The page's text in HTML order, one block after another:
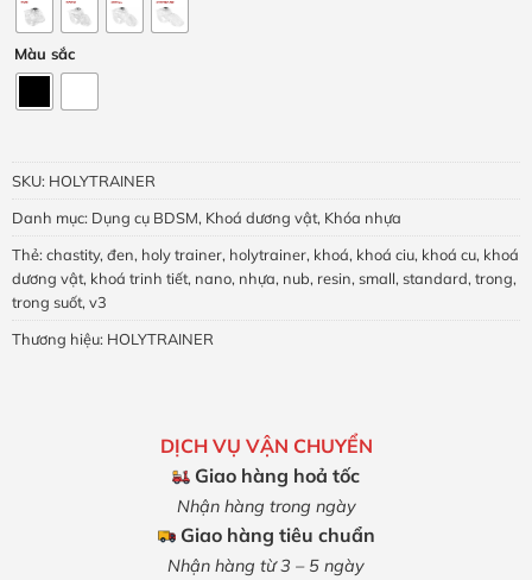
Màu sắc
SKU: HOLYTRAINER
Danh mục: Dụng cụ BDSM, Khoá dương vật, Khóa nhựa
Thẻ: chastity, đen, holy trainer, holytrainer, khoá, khoá ciu, khoá cu, khoá
dương vật, khoá trinh tiết, nano, nhựa, nub, resin, small, standard, trong,
trong suốt, v3
Thương hiệu: HOLYTRAINER
DỊCH VỤ VẬN CHUYỂN
Giao hàng hoả tốc
Nhận hàng trong ngày
Giao hàng tiêu chuẩn
Nhận hàng từ 3 – 5 ngày